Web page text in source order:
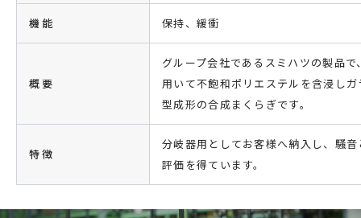
機能 保持、緩衝
概要
グループ会社であるスミハツの製品
用いて不飽和ポリエステルを含浸し
型成形の合成まくらぎです。
特徴
分岐器用としてお客様へ納入し、騒
評価を得ています。